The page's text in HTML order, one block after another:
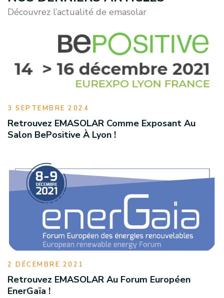
Découvrez l’actualité de emasolar
3 SEPTEMBRE 2024
Retrouvez EMASOLAR Comme Exposant Au
Salon BePositive À Lyon !
2 DÉCEMBRE 2021
Retrouvez EMASOLAR Au Forum Européen
EnerGaïa !